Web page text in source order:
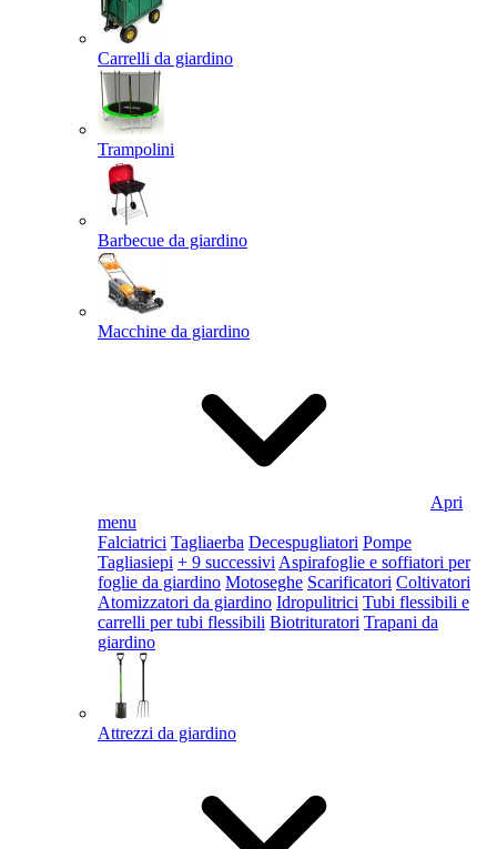
Carrelli da giardino
Trampolini
Barbecue da giardino
Macchine da giardino
Apri
menu
Falciatrici Tagliaerba Decespugliatori Pompe
Tagliasiepi + 9 successivi Aspirafoglie e soffiatori per
foglie da giardino Motoseghe Scarificatori Coltivatori
Atomizzatori da giardino Idropulitrici Tubi flessibili e
carrelli per tubi flessibili Biotrituratori Trapani da
giardino
Attrezzi da giardino